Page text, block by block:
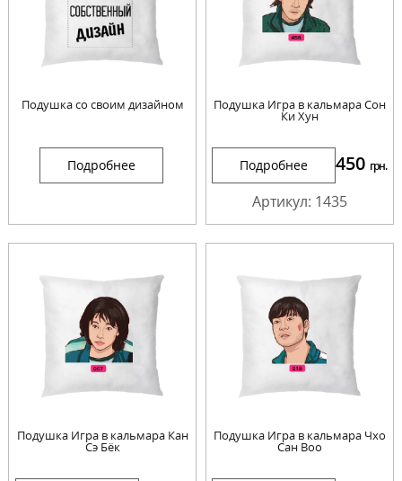
Подушка со своим дизайном
Подробнее
Подушка Игра в кальмара Сон
Ки Хун
Подробнее 450 грн.
Артикул: 1435
Подушка Игра в кальмара Кан
Сэ Бёк
Подушка Игра в кальмара Чхо
Сан Воо